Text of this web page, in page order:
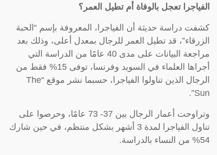
الفياجرا تعجل بالوفاة أم تطيل العمر؟
كشفت دراسة حديثة أن الفياجرا، المعروفة بإسم “الحبة
الزرقاء”، قد تطيل العمر للرجال بمعدل أعلى، وذلك بعد
مراجعة البيانات على مدى 40 عامًا من الدراسة التي
أجراها العلماء في السويد وفرنسا، توفى 15% فقط من
الرجال الذين تناولوا الفياجرا، حسبما نشر موقع “The
Sun”.
وتراوحت أعمار الرجال بين 37- 73 عامًا، وحرصوا على
تناول الفياجرا لمدة 3 أشهر بشكل منتظم، في حين شارك
54% من النساء بالدراسة.